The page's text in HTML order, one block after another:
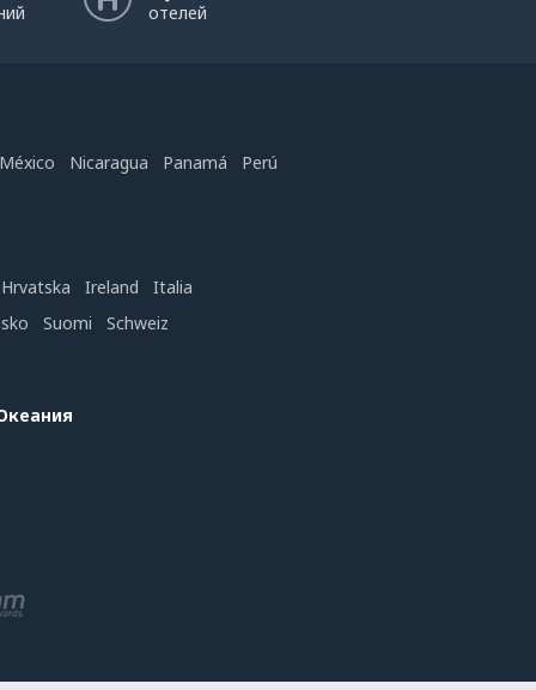
отелей
México Nicaragua Panamá Perú
Hrvatska Ireland
Italia
Suomi Schweiz